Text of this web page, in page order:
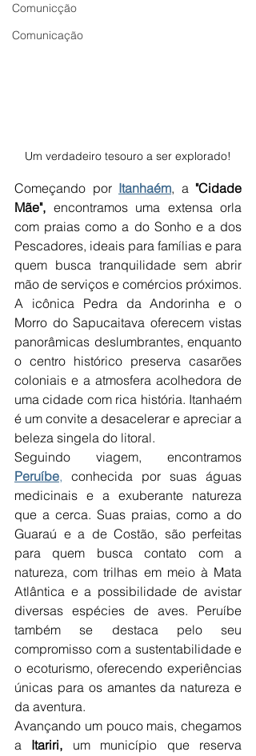
Comunicção
Comunicação
Um verdadeiro tesouro a ser explorado!
Começando por Itanhaém, a "Cidade
Mãe", encontramos uma extensa orla
com praias como a do Sonho e a dos
Pescadores, ideais para famílias e para
quem busca tranquilidade sem abrir
mão de serviços e comércios próximos.
A icônica Pedra da Andorinha e o
Morro do Sapucaitava oferecem vistas
panorâmicas deslumbrantes, enquanto
o centro histórico preserva casarões
coloniais e a atmosfera acolhedora de
uma cidade com rica história. Itanhaém
é um convite a desacelerar e apreciar a
beleza singela do litoral.
Peruíbe, conhecida por suas águas
medicinais e a exuberante natureza
que a cerca. Suas praias, como a do
Guaraú e a de Costão, são perfeitas
para quem busca contato com a
natureza, com trilhas em meio à Mata
Atlântica e a possibilidade de avistar
diversas espécies de aves. Peruíbe
também se destaca pelo seu
compromisso com a sustentabilidade e
o ecoturismo, oferecendo experiências
únicas para os amantes da natureza e
da aventura.
Avançando um pouco mais, chegamos
a Itariri, um município que reserva